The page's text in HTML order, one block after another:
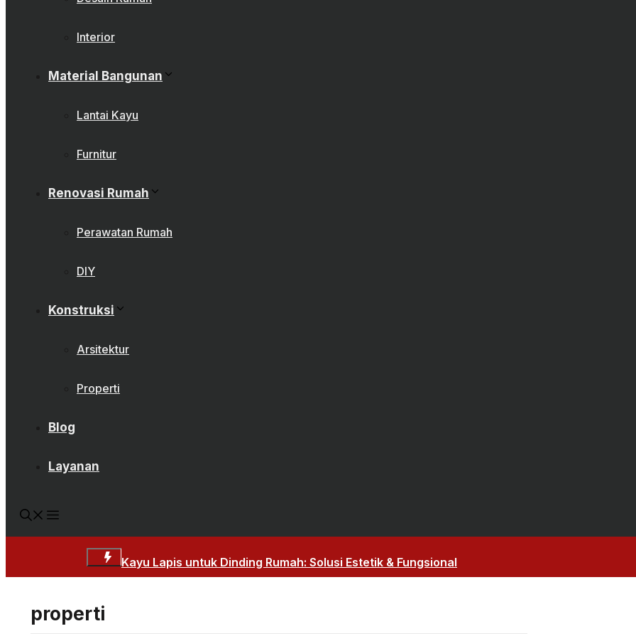
Interior
Material Bangunan
Lantai Kayu
Furnitur
Renovasi Rumah
Perawatan Rumah
DIY
Konstruksi
Arsitektur
Properti
Blog
Layanan
Kayu Lapis untuk Dinding Rumah: Solusi Estetik & Fungsional
properti